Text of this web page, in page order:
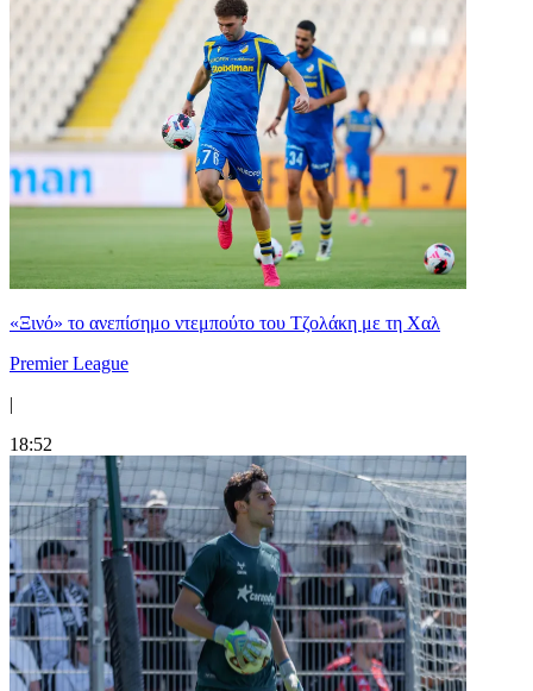
«Ξινό» το ανεπίσημο ντεμπούτο του Τζολάκη με τη Χαλ
Premier League
|
18:52